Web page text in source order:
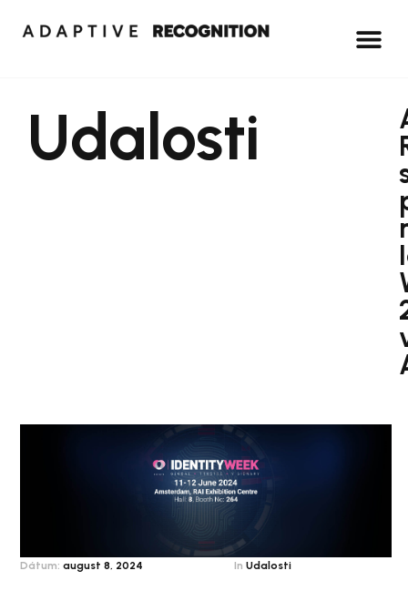
Udalosti
Dátum: august 8, 2024 In Udalosti